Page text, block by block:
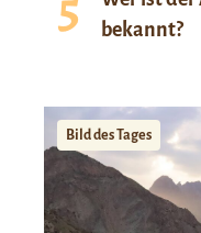
bekannt?
Bild des Tages